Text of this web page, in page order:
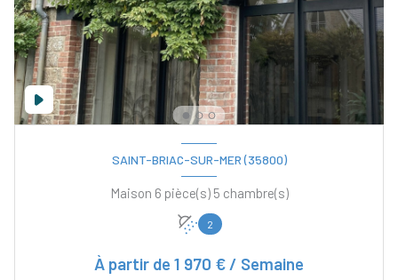
SAINT-BRIAC-SUR-MER (35800)
Maison 6 pièce(s) 5 chambre(s)
2
À partir de 1 970 € / Semaine